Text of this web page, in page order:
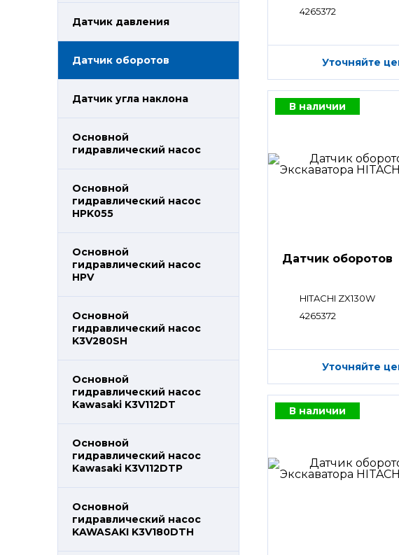
Датчик давления
Датчик оборотов
Датчик угла наклона
Основной
гидравлический насос
Основной
гидравлический насос
HPK055
Основной
гидравлический насос
HPV
Основной
гидравлический насос
K3V280SH
Основной
гидравлический насос
Kawasaki K3V112DT
Основной
гидравлический насос
Kawasaki K3V112DTP
Основной
гидравлический насос
KAWASAKI K3V180DTH
4265372
Уточняйте
В наличии
Датчик оборотов
HITACHI ZX130W
4265372
Уточняйте
В наличии